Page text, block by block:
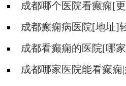
多少钱?
成都哪个医院看癫痫[
什么心理?
成都癫痫病医院[地址]
要吗?成都看癫痫的医院[哪
癫痫呢?
成都哪家医院能看癫